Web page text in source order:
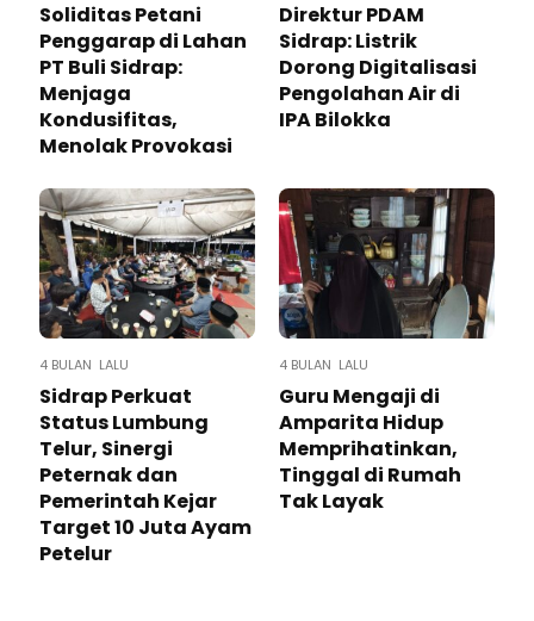
Soliditas Petani
Penggarap di Lahan
PT Buli Sidrap:
Menjaga
Kondusifitas,
Menolak Provokasi
Direktur PDAM
Sidrap: Listrik
Dorong Digitalisasi
Pengolahan Air di
IPA Bilokka
4 BULAN LALU
Sidrap Perkuat
Status Lumbung
Telur, Sinergi
Peternak dan
Pemerintah Kejar
Target 10 Juta Ayam
Petelur
4 BULAN LALU
Guru Mengaji di
Amparita Hidup
Memprihatinkan,
Tinggal di Rumah
Tak Layak